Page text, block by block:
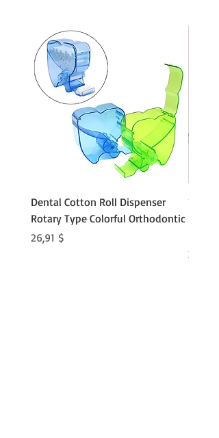
Dental Cotton Roll Dispenser
Rotary Type Colorful Orthodontic
Preis
26,91 $
Preis
21,86 $